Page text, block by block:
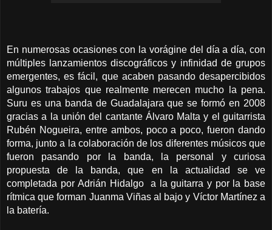
En numerosas ocasiones con la vorágine del día a día, con
múltiples lanzamientos discográficos y infinidad de grupos
emergentes, es fácil, que acaben pasando desapercibidos
algunos trabajos que realmente merecen mucho la pena.
Suru es una banda de Guadalajara que se formó en 2008
gracias a la unión del cantante Álvaro Malta y el guitarrista
Rubén Nogueira, entre ambos, poco a poco, fueron dando
forma, junto a la colaboración de los diferentes músicos que
fueron pasando por la banda, la personal y curiosa
propuesta de la banda, que en la actualidad se ve
completada por Adrián Hidalgo a la guitarra y por la base
rítmica que forman Juanma Viñas al bajo y Víctor Martínez a
la batería.